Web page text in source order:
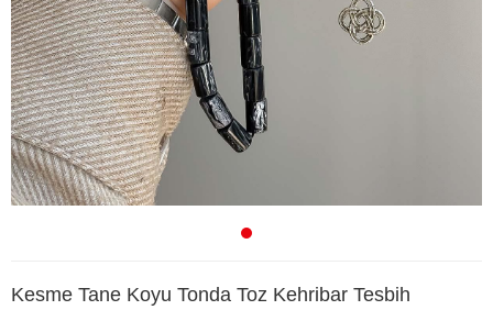
Kesme Tane Koyu Tonda Toz Kehribar Tesbih